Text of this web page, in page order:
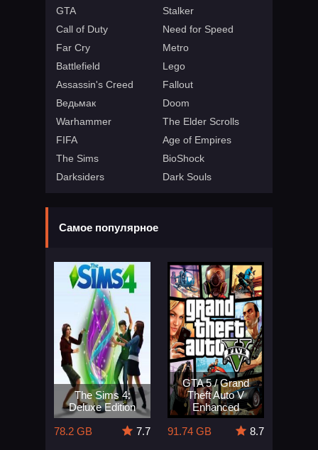
GTA
Stalker
Call of Duty
Need for Speed
Far Cry
Metro
Battlefield
Lego
Assassin's Creed
Fallout
Ведьмак
Doom
Warhammer
The Elder Scrolls
FIFA
Age of Empires
The Sims
BioShock
Darksiders
Dark Souls
Самое популярное
The Sims 4:
Deluxe Edition
78.2 GB
7.7
GTA 5 / Grand
Theft Auto V
Enhanced
91.74 GB
8.7